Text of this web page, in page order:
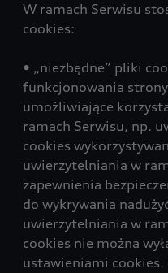
W ramach Serwisu
cookies:
• „niezbędne” pliki
funkcjonowania
umożliwiające
ramach Serwisu, np.
cookies
uwierzytelniania w
zapewnienia
do wykrywania
uwierzytelniania w
cookies nie można
ustawieniami cookies.